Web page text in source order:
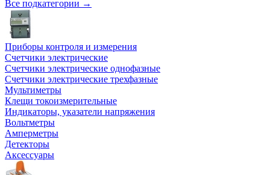
Все подкатегории →
Приборы контроля и измерения
Счетчики электрические
Счетчики электрические однофазные
Счетчики электрические трехфазные
Мультиметры
Клещи токоизмерительные
Индикаторы, указатели напряжения
Вольтметры
Амперметры
Детекторы
Аксессуары